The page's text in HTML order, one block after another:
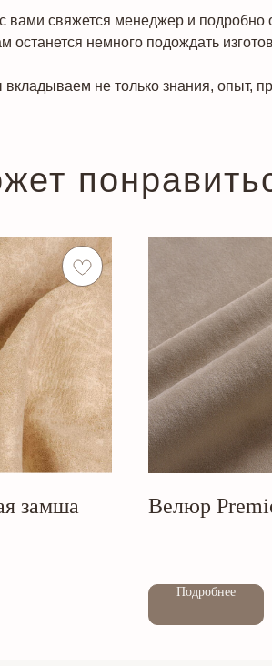
свяжется менеджер и подробно
останется немного подождать
не только знания, опыт,
замша
Велюр
Подробнее